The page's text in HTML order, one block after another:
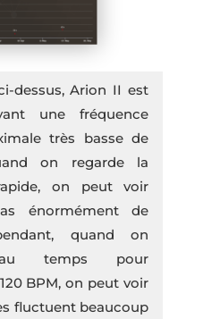
dessus, Arion II est
une fréquence
très basse de
on regarde la
on peut voir
énormément de
quand on
au temps pour
BPM, on peut voir
fluctuent beaucoup